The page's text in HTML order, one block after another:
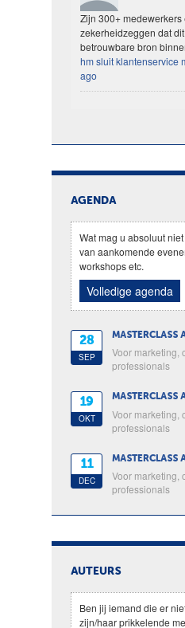
Zijn 300+
zekerheidzeggen dat
betrouwbare bron
hm sluit klantenservice
ago
AGENDA
Wat mag u absoluut
van aankomende
workshops etc.
Volledige agenda
28
SEP
MASTERCLASS
Voor marketing,
professionals
19
OKT
MASTERCLASS
Voor marketing,
professionals
11
DEC
MASTERCLASS
Voor marketing,
professionals
AUTEURS
Ben jij iemand die er
zijn/haar prikkelende